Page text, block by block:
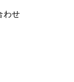
わせ